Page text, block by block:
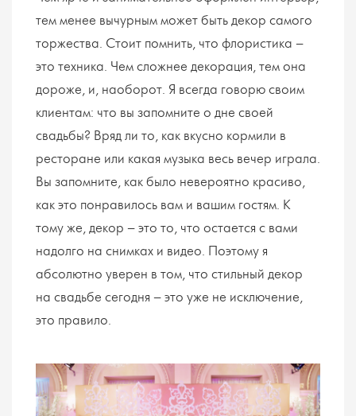
тем менее вычурным может быть декор самого
торжества. Стоит помнить, что флористика –
это техника. Чем сложнее декорация, тем она
дороже, и, наоборот. Я всегда говорю своим
клиентам: что вы запомните о дне своей
свадьбы? Вряд ли то, как вкусно кормили в
ресторане или какая музыка весь вечер играла.
Вы запомните, как было невероятно красиво,
как это понравилось вам и вашим гостям. К
тому же, декор – это то, что остается с вами
надолго на снимках и видео. Поэтому я
абсолютно уверен в том, что стильный декор
на свадьбе сегодня – это уже не исключение,
это правило.